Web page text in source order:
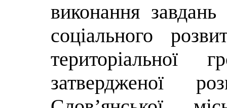
виконання
соціального
затвердженої